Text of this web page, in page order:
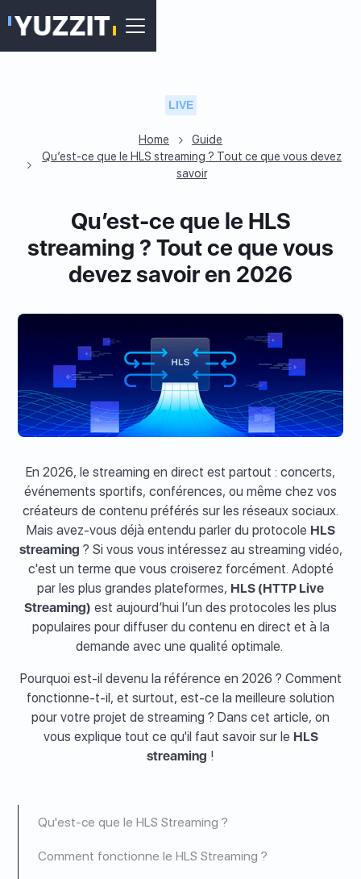
LIVE
Home
Guide
Qu’est-ce que le HLS streaming ? Tout ce que vous devez
savoir
Qu’est-ce que le HLS
streaming ? Tout ce que vous
devez savoir en 2026
En 2026, le streaming en direct est partout : concerts,
événements sportifs, conférences, ou même chez vos
créateurs de contenu préférés sur les réseaux sociaux.
Mais avez-vous déjà entendu parler du protocole HLS
streaming ? Si vous vous intéressez au streaming vidéo,
c'est un terme que vous croiserez forcément. Adopté
par les plus grandes plateformes, HLS (HTTP Live
Streaming) est aujourd’hui l’un des protocoles les plus
populaires pour diffuser du contenu en direct et à la
demande avec une qualité optimale.
Pourquoi est-il devenu la référence en 2026 ? Comment
fonctionne-t-il, et surtout, est-ce la meilleure solution
pour votre projet de streaming ? Dans cet article, on
vous explique tout ce qu'il faut savoir sur le HLS
streaming !
Qu'est-ce que le HLS Streaming ?
Comment fonctionne le HLS Streaming ?